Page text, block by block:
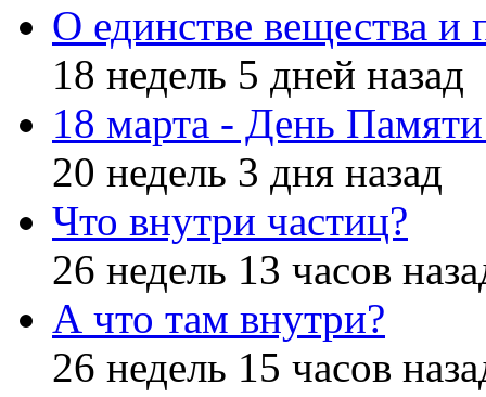
О единстве вещества и
18 недель 5 дней назад
18 марта - День
20 недель 3 дня назад
Что внутри частиц?
26 недель 13 часов
А что там внутри?
26 недель 15 часов